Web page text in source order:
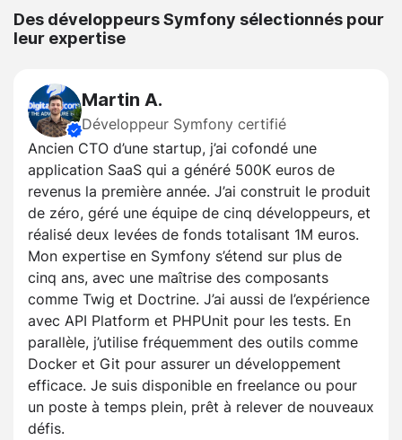
Des développeurs Symfony sélectionnés pour
leur expertise
Martin A.
Développeur Symfony certifié
Ancien CTO d’une startup, j’ai cofondé une
application SaaS qui a généré 500K euros de
revenus la première année. J’ai construit le produit
de zéro, géré une équipe de cinq développeurs, et
réalisé deux levées de fonds totalisant 1M euros.
Mon expertise en Symfony s’étend sur plus de
cinq ans, avec une maîtrise des composants
comme Twig et Doctrine. J’ai aussi de l’expérience
avec API Platform et PHPUnit pour les tests. En
parallèle, j’utilise fréquemment des outils comme
Docker et Git pour assurer un développement
efficace. Je suis disponible en freelance ou pour
un poste à temps plein, prêt à relever de nouveaux
défis.